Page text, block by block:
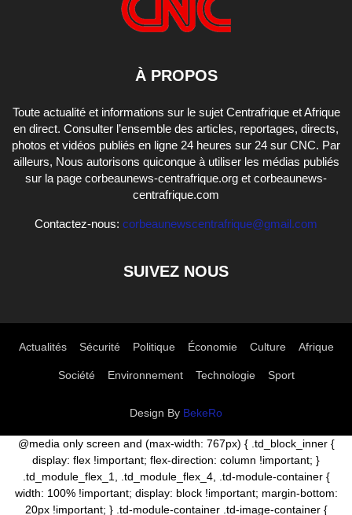
À PROPOS
Toute actualité et informations sur le sujet Centrafrique et Afrique
en direct. Consulter l’ensemble des articles, reportages, directs,
photos et vidéos publiés en ligne 24 heures sur 24 sur CNC. Par
ailleurs, Nous autorisons quiconque à utiliser les médias publiés
sur la page corbeaunews-centrafrique.org et corbeaunews-
centrafrique.com
Contactez-nous: corbeaunewscentrafrique@gmail.com
SUIVEZ NOUS
Actualités Sécurité Politique Économie Culture Afrique
Société Environnement Technologie Sport
Design By BekeRo
@media only screen and (max-width: 767px) { .td_block_inner {
display: flex !important; flex-direction: column !important; }
.td_module_flex_1, .td_module_flex_4, .td-module-container {
width: 100% !important; display: block !important; margin-bottom:
20px !important; } .td-module-container .td-image-container {